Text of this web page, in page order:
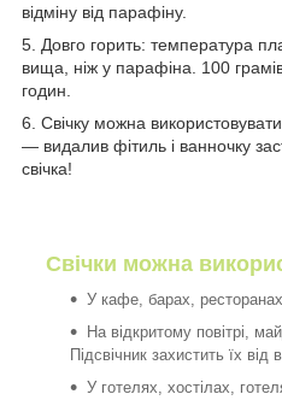
відміну від парафіну.
5. Довго горить: температура
вища, ніж у парафіна. 100
годин.
6. Свічку можна
— видалив фітиль і ванночку
свічка!
Свічки можна
У кафе, барах,
На відкритому повітрі,
Підсвічник захистить їх від
У готелях, хостілах,